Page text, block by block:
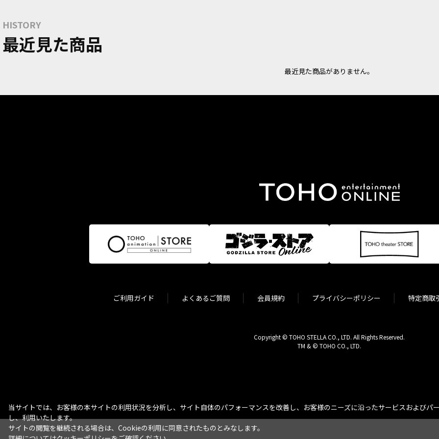
HISTORY
最近見た商品
最近見た商品がありません。
ご利用ガイド よくあるご質問 会員規約 プライバシーポリシー 特定商取
Copyright © TOHO STELLA CO., LTD. All Rights Reserved.
TM & © TOHO CO., LTD.
当サイトでは、お客様の本サイトの利用状況を分析し、サイト自体のパフォーマンスを改善し、お客様のニーズに沿ったサービスおよび
し、利用いたします。
サイトの閲覧を継続される場合は、Cookieの利用に同意されたものとみなします。